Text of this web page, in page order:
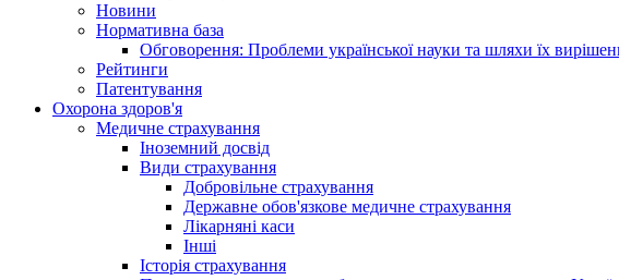
Новини
Нормативна база
Обговорення: Проблеми української науки та шляхи їх
Рейтинги
Патентування
Охорона здоров'я
Медичне страхування
Іноземний досвід
Види страхування
Добровільне страхування
Державне обов'язкове медичне страхування
Лікарняні каси
Інші
Історія страхування